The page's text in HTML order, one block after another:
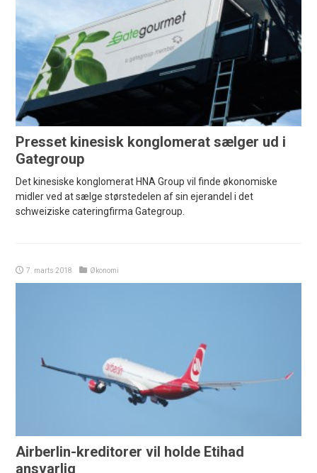
Presset kinesisk konglomerat sælger ud i
Gategroup
Det kinesiske konglomerat HNA Group vil finde økonomiske
midler ved at sælge størstedelen af sin ejerandel i det
schweiziske cateringfirma Gategroup.
7. marts 2018 Økonomi
Airberlin-kreditorer vil holde Etihad
ansvarlig